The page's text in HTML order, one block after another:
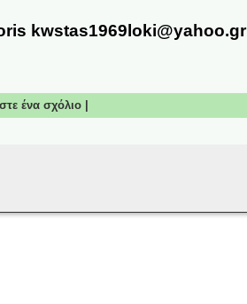
kwstas1969loki@yahoo.gr
ένα σχόλιο|